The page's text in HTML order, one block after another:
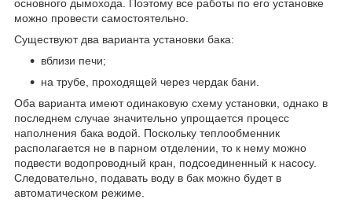
основного дымохода. Поэтому все работы по его установке
можно провести самостоятельно.
Существуют два варианта установки бака:
вблизи печи;
на трубе, проходящей через чердак бани.
Оба варианта имеют одинаковую схему установки, однако в
последнем случае значительно упрощается процесс
наполнения бака водой. Поскольку теплообменник
располагается не в парном отделении, то к нему можно
подвести водопроводный кран, подсоединенный к насосу.
Следовательно, подавать воду в бак можно будет в
автоматическом режиме.